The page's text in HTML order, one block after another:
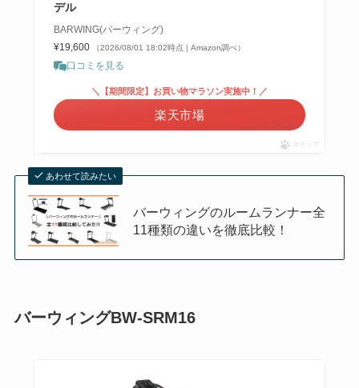
デル
BARWING(バーウィング)
¥19,600
（2026/08/01 18:02時点 | Amazon調べ）
口コミを見る
＼【期間限定】お買い物マラソン実施中！／
楽天市場
ポチップ
あわせて読みたい
バーウィングのルームランナー全
11種類の違いを徹底比較！
バーウィングBW-SRM16